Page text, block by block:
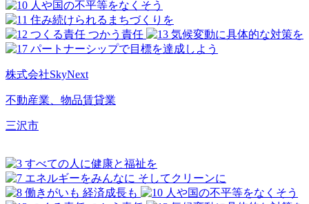
株式会社SkyNext
不動産業、物品賃貸業
三沢市